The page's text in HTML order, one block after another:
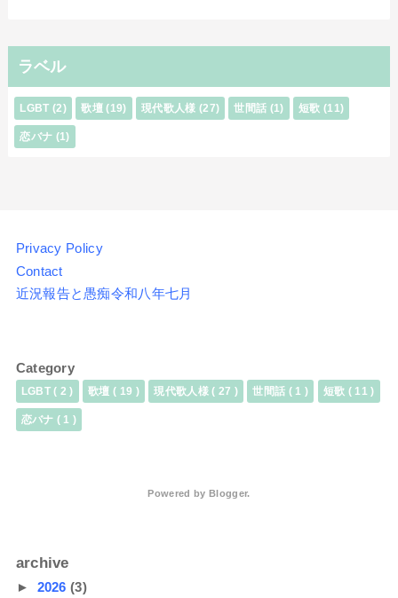
ラベル
LGBT (2) 歌壇 (19) 現代歌人様 (27) 世間話 (1) 短歌 (11)
恋バナ (1)
Privacy Policy
Contact
近況報告と愚痴令和八年七月
Category
LGBT( 2 ) 歌壇( 19 ) 現代歌人様( 27 ) 世間話 ( 1 ) 短歌 ( 11 )
恋バナ ( 1 )
Powered by Blogger.
archive
► 2026(3)